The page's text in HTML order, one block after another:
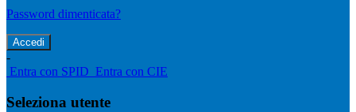
Password dimenticata?
-
Entra con SPID Entra con CIE
Seleziona utente